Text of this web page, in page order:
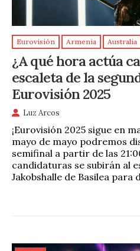
Eurovisión Armenia Australia
¿A qué hora actúa
escaleta de la
Eurovisión 2025
Luz Arcos
¡Eurovisión 2025 sigue en
mayo de mayo podremos
semifinal a partir de las
candidaturas se subirán al
Jakobshalle de Basilea para